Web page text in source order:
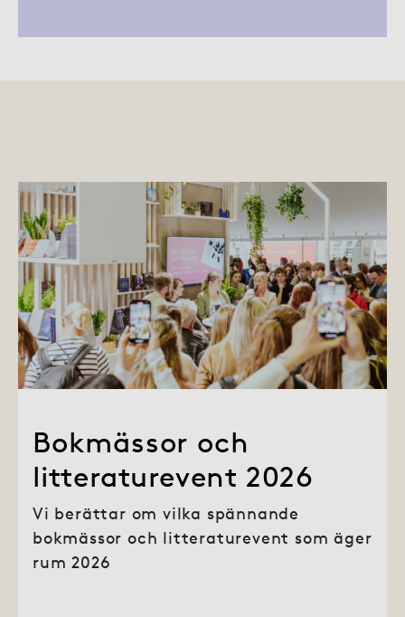
Bokmässor och
litteraturevent 2026
Vi berättar om vilka spännande
bokmässor och litteraturevent som äger
rum 2026